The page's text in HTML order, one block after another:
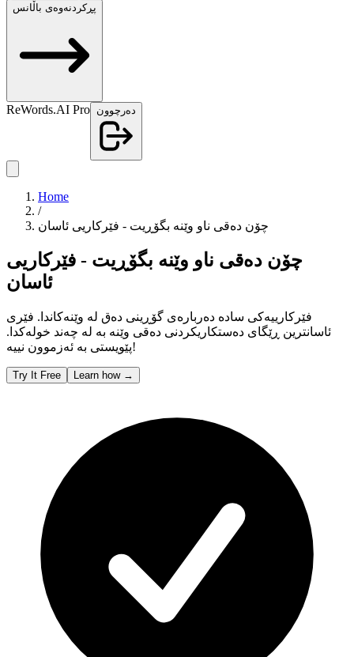
پڕکردنەوەی باڵانس
ReWords.AI Pro دەرچوون
Home
/
چۆن دەقی ناو وێنە بگۆڕیت - فێرکاریی ئاسان
چۆن دەقی ناو وێنە بگۆڕیت - فێرکاریی
ئاسان
فێرکارییەکی سادە دەربارەی گۆڕینی دەق لە وێنەکاندا. فێری
ئاسانترین ڕێگای دەستکاریکردنی دەقی وێنە بە لە چەند خولەکدا.
پێویستی بە ئەزموون نییە!
Try It Free Learn how →